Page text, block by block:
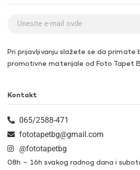
Pri prijavljivanju slažete se da primate
promotivne materijale od Foto Tapet
Kontakt
065/2588-471
fototapetbg@gmail.com
@fototapetbg
08h – 16h svakog radnog dana i